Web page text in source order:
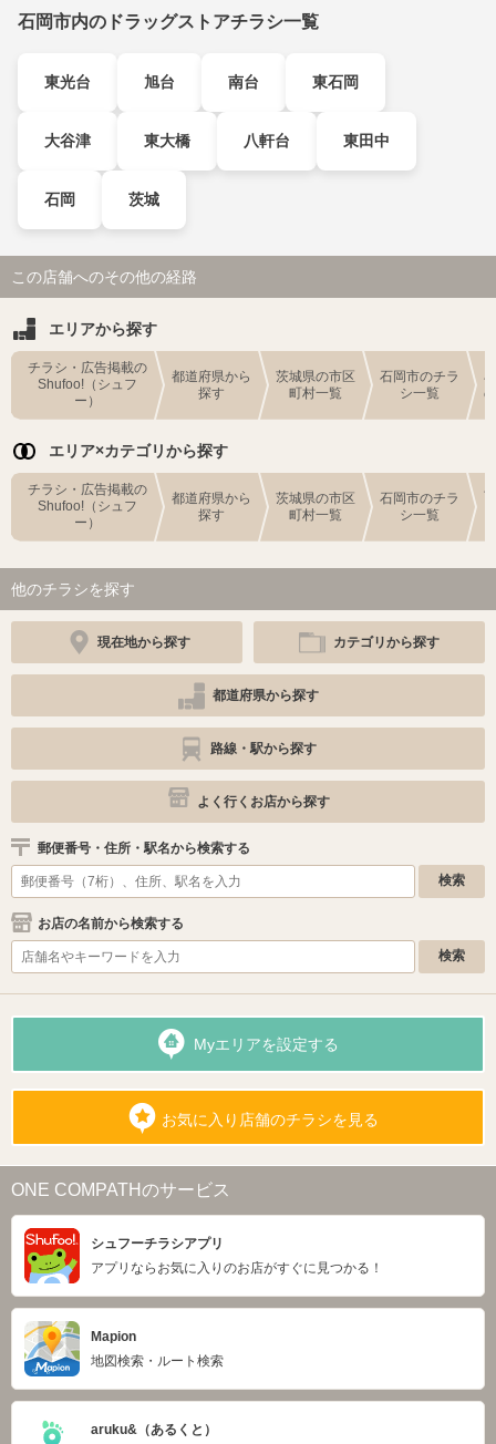
石岡市内のドラッグストアチラシ一覧
東光台 旭台 南台 東石岡
大谷津 東大橋 八軒台 東田中
石岡 茨城
この店舗へのその他の経路
エリアから探す
チラシ・広告掲載の
Shufoo!（シュフ
ー）
都道府県から
探す
茨城県の市区
町村一覧
石岡市のチラ
シ一覧
エリア×カテゴリから探す
チラシ・広告掲載の
Shufoo!（シュフ
ー）
都道府県から
探す
茨城県の市区
町村一覧
石岡市のチラ
シ一覧
他のチラシを探す
現在地から探す カテゴリから探す
都道府県から探す
路線・駅から探す
よく行くお店から探す
郵便番号・住所・駅名から検索する
お店の名前から検索する
Myエリアを設定する
お気に入り店舗のチラシを見る
ONE COMPATHのサービス
シュフーチラシアプリ
アプリならお気に入りのお店がすぐに見つかる！
Mapion
地図検索・ルート検索
aruku&（あるくと）